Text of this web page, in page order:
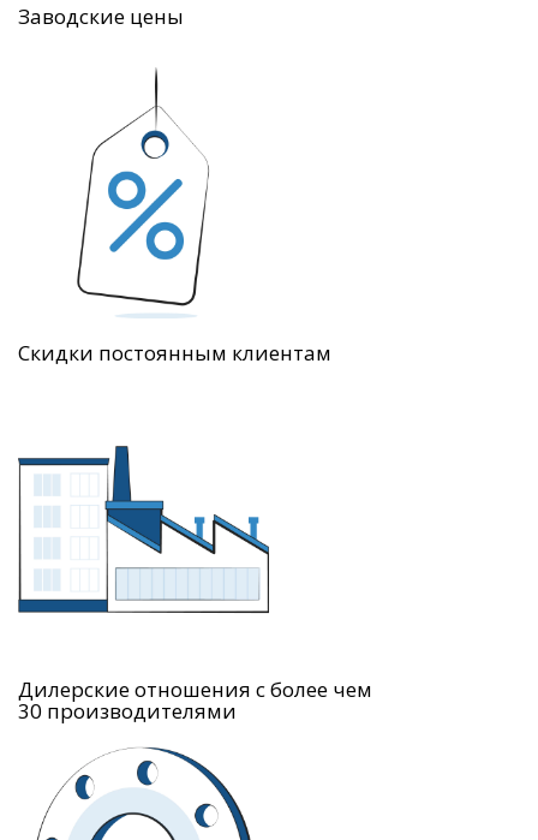
Заводские цены
Скидки постоянным клиентам
Дилерские отношения с более чем
30 производителями